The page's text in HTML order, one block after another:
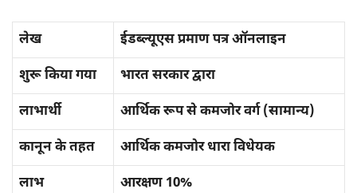
लेख ईडब्ल्यूएस प्रमाण पत्र ऑनलाइन
शुरू किया गया भारत सरकार द्वारा
लाभार्थी आर्थिक रूप से कमजोर वर्ग (सामान्य)
कानून के तहत आर्थिक कमजोर धारा विधेयक
लाभ आरक्षण 10%